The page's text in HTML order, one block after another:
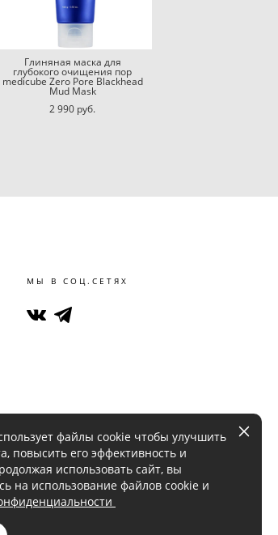
Глиняная маска для
глубокого очищения пор
medicube Zero Pore Blackhead
Mud Mask
2 990 pуб.
МЫ В СОЦ.СЕТЯХ
файлы cookie чтобы улучшить
повысить его эффективность и
использовать сайт, вы
на использование файлов cookie и